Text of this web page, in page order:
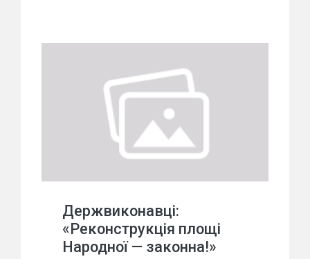
Держвиконавці:
«Реконструкція площі
Народної — законна!»